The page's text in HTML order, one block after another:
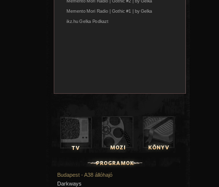
Budapest - A38 állóhajó
Darkways